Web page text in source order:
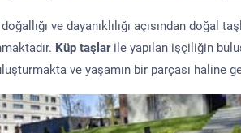
ve dayanıklılığı açısından
Küp taşlarile yapılan işçiliğin
ve yaşamın bir parçası haline